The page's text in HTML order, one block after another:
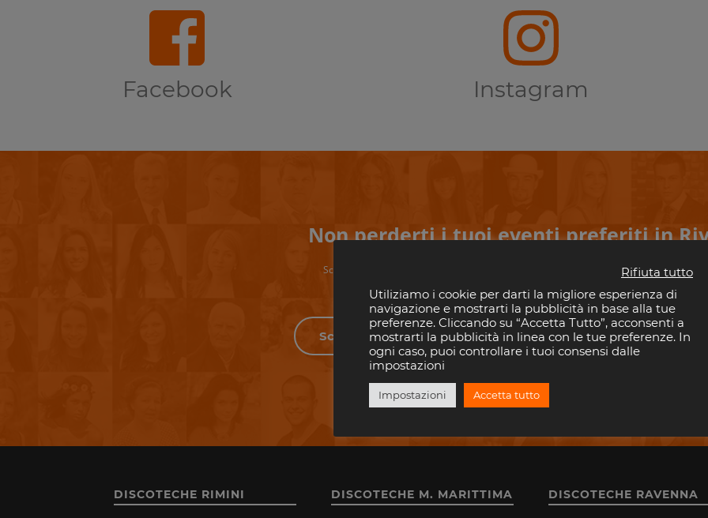
Facebook Instagram
Non perderti i tuoi eventi preferiti in
Scrivi il tuo indirizzo email per rimanere aggiornato con gli eventi nelle discoteche
ISCRIVITI
Consenti a Riviera Disco di salvare la tua email.
DISCOTECHE RIMINI DISCOTECHE M. MARITTIMA DISCOTECHE RAVENNA
Rifiuta tutto
Utiliziamo i cookie per darti la migliore esperienza di
navigazione e mostrarti la pubblicità in base alla tue
preferenze. Cliccando su “Accetta Tutto”, acconsenti a
mostrarti la pubblicità in linea con le tue preferenze. In
ogni caso, puoi controllare i tuoi consensi dalle
impostazioni
Impostazioni Accetta tutto